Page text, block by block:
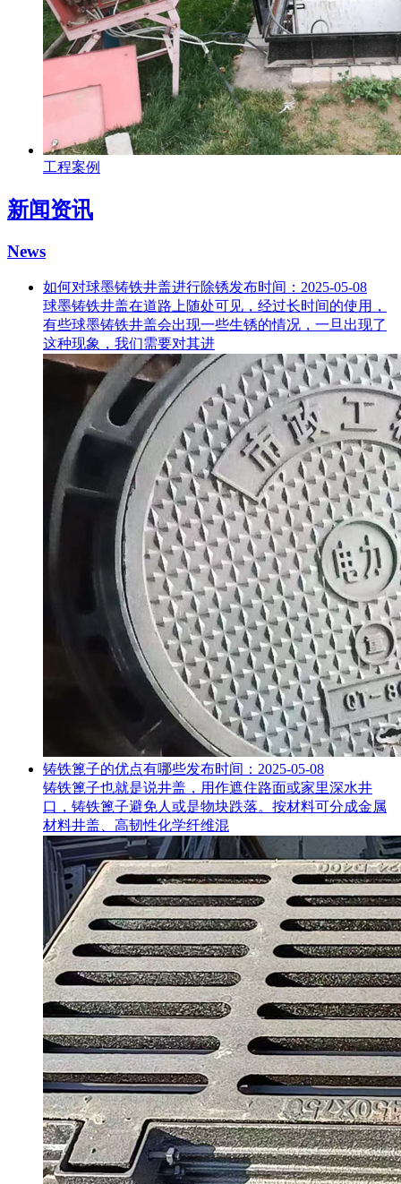
工程案例
新闻资讯
News
如何对球墨铸铁井盖进行除锈发布时间：2025-05-08
球墨铸铁井盖在道路上随处可见，经过长时间的使用，
有些球墨铸铁井盖会出现一些生锈的情况，一旦出现了
这种现象，我们需要对其进
铸铁篦子的优点有哪些发布时间：2025-05-08
铸铁篦子也就是说井盖，用作遮住路面或家里深水井
口，铸铁篦子避免人或是物块跌落。按材料可分成金属
材料井盖、高韧性化学纤维混